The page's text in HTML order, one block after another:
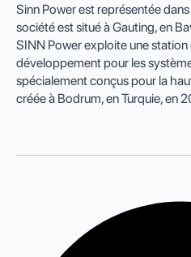
Sinn Power est représentée
société est situé à Gauting, en
SINN Power exploite une
développement pour les
spécialement conçus pour la
créée à Bodrum, en Turquie, en